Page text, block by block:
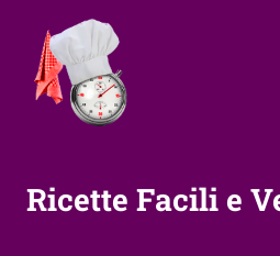
contenuto
Ricette Facili e